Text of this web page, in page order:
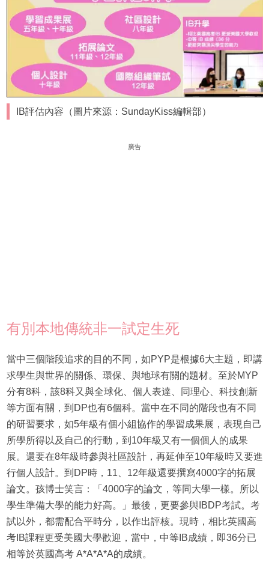
IB評估內容（圖片來源：SundayKiss編輯部）
廣告
有別本地傳統非一試定生死
當中三個階段追求的目的不同，如PYP是根據6大主題，即講
求學生與世界的關係、環保、與地球有關的題材。至於MYP
分有8科，該8科又與全球化、個人表達、同理心、科技創新
等方面有關，到DP也有6個科。當中在不同的階段也有不同
的研習要求，如5年級有個小組協作的學習成果展，表現自己
所學所得以及自己的行動，到10年級又有一個個人的成果
展。還要在8年級時參與社區設計，再延伸至10年級時又要進
行個人設計。到DP時，11、12年級還要撰寫4000字的拓展
論文。孩博士笑言：「4000字的論文，等同大學一樣。所以
學生準備大學的能力好高。」最後，更要參與IBDP考試。考
試以外，都需配合平時分，以作出評核。現時，相比英國高
考IB課程更受美國大學歡迎，當中，中等IB成績，即36分已
相等於英國高考 A*A*A*A的成績。